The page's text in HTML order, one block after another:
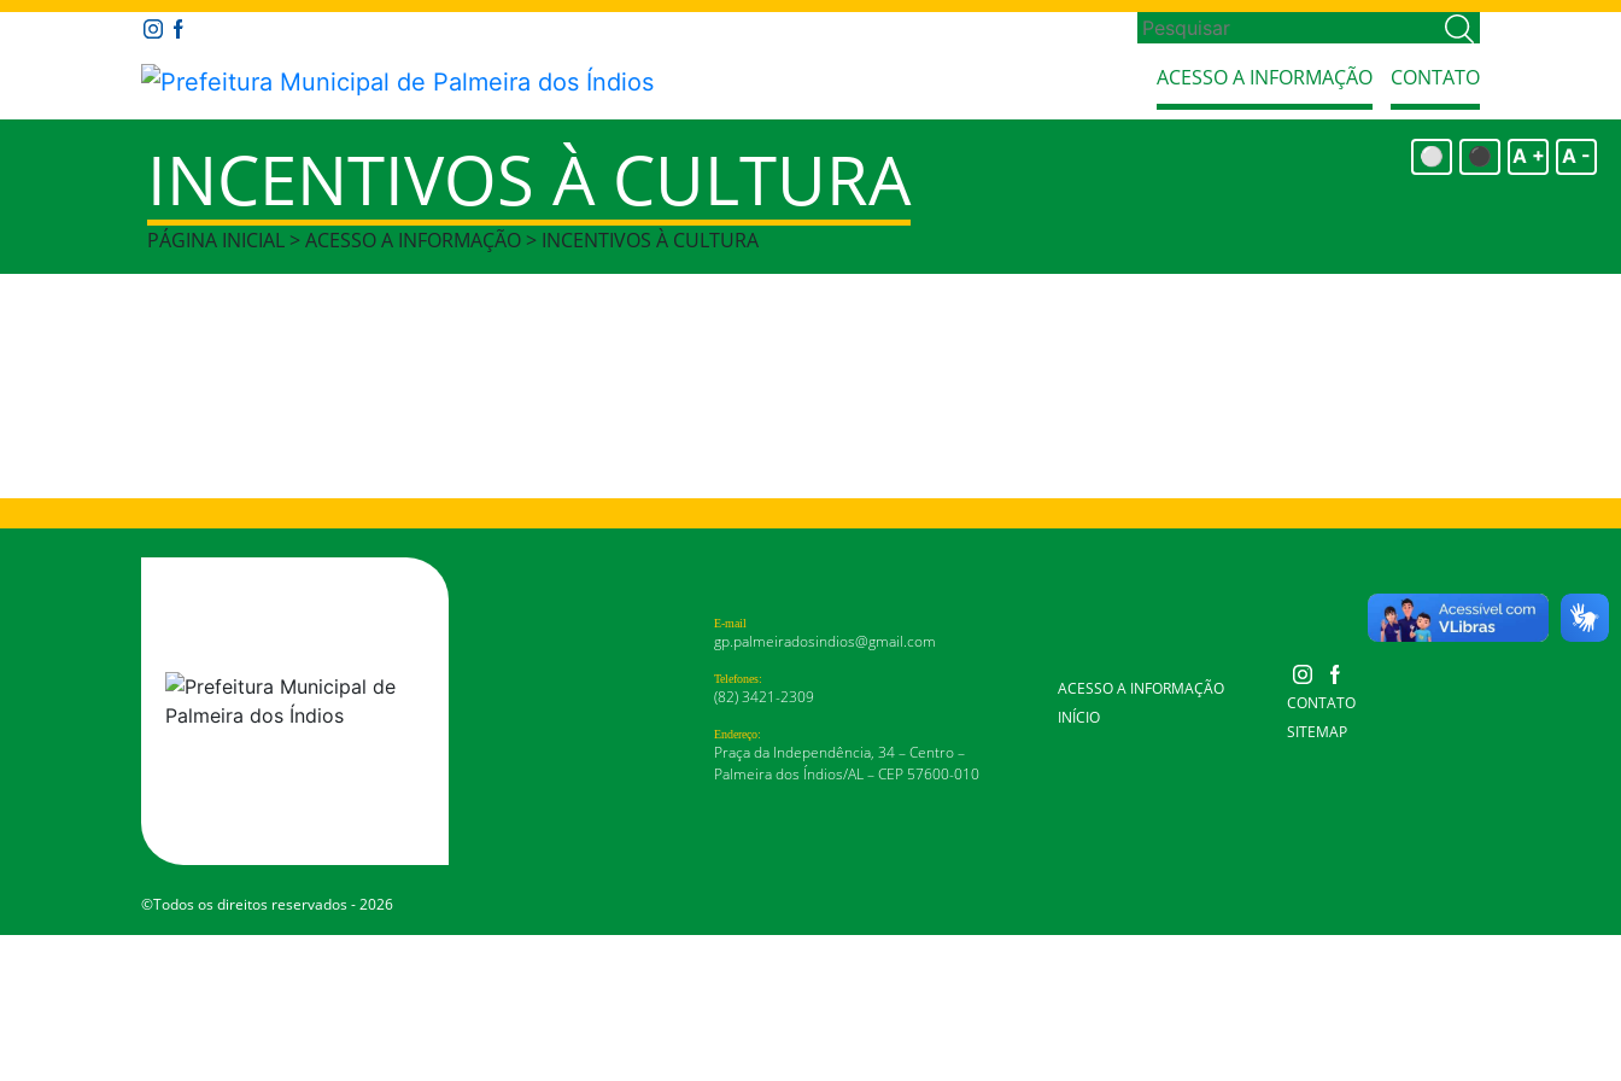
ACESSO A INFORMAÇÃO CONTATO
INCENTIVOS À CULTURA
PÁGINA INICIAL > ACESSO A INFORMAÇÃO > INCENTIVOS À CULTURA
A -
A +
⚫
⚪
E-mail
gp.palmeiradosindios@gmail.com
Telefones:
(82) 3421-2309
Endereço:
Praça da Independência, 34 – Centro –
Palmeira dos Índios/AL – CEP 57600-010
ACESSO A INFORMAÇÃO
INÍCIO
CONTATO
SITEMAP
©Todos os direitos reservados - 2026